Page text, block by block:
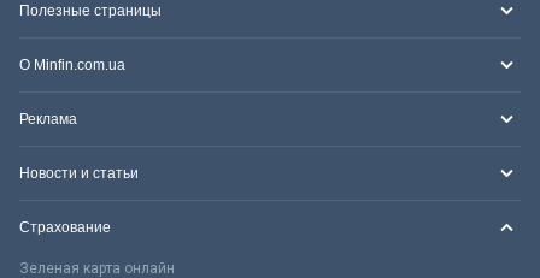
Полезные страницы
О Minfin.com.ua
Реклама
Новости и статьи
Страхование
Зеленая карта онлайн